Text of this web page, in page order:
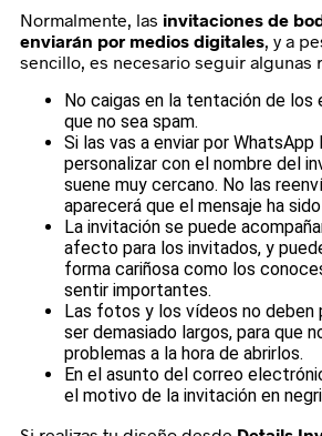
Normalmente, las invitaciones de
enviarán por medios digitales, y a
sencillo, es necesario seguir algunas
No caigas en la tentación de los
que no sea spam.
Si las vas a enviar por WhatsApp
personalizar con el nombre del
suene muy cercano. No las
aparecerá que el mensaje ha
La invitación se puede
afecto para los invitados, y
forma cariñosa como los
sentir importantes.
Las fotos y los vídeos no deben
ser demasiado largos, para que
problemas a la hora de abrirlos.
En el asunto del correo
el motivo de la invitación en